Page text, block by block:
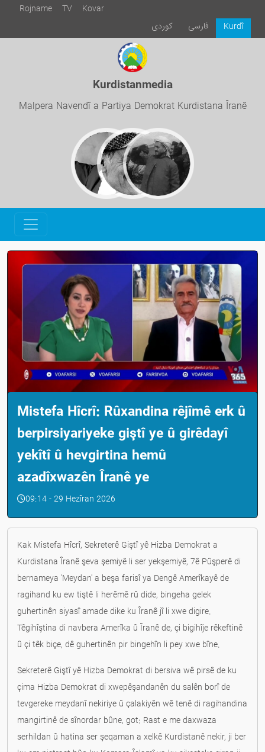
Rojname TV
Kovar
Kurdî
فارسی كوردی
Kurdistanmedia
Malpera Navendî a Partiya Demokrat Kurdistana Îranê
Mistefa Hîcrî: Rûxandina rêjîmê erk û
berpirsiyariyeke giştî ye û girêdayî
yekîtî û hevgirtina hemû
azadîxwazên Îranê ye
09:14 - 29 Hezîran 2026
Kak Mistefa Hîcrî, Sekreterê Giştî yê Hizba Demokrat a
Kurdistana Îranê şeva şemiyê li ser yekşemiyê, 7ê Pûşperê di
bernameya 'Meydan' a beşa farisî ya Dengê Amerîkayê de
ragihand ku ew tiştê li herêmê rû dide, bingeha gelek
guhertinên siyasî amade dike ku Îranê jî li xwe digire.
Têgihîştina di navbera Amerîka û Îranê de, çi bigihîje rêkeftinê
û çi têk biçe, dê guhertinên pir bingehîn li pey xwe bîne.
Sekreterê Giştî yê Hizba Demokrat di bersiva wê pirsê de ku
çima Hizba Demokrat di xwepêşandanên du salên borî de
tevgereke meydanî nekiriye û çalakiyên wê tenê di ragihandina
mangirtinê de sînordar bûne, got: Rast e me daxwaza
serhildan û hatina ser şeqaman a xelkê Kurdistanê nekir, ji ber